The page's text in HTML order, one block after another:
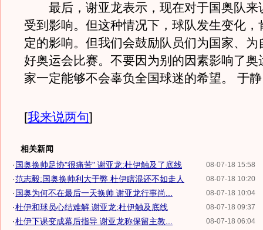
最后，谢亚龙表示，现在对于国奥队来
受到影响。但这种情况下，球队发生变化，
定的影响。但我们会鼓励队员们为国家、为
好奥运会比赛。不要因为别的因素影响了奥
家一定能够不会辜负全国球迷的希望。 于静
[我来说两句]
相关新闻
08-07-18 15:58
·国奥换帅足协"很痛苦" 谢亚龙:杜伊触及了底线
08-07-18 10:20
·范志毅:国奥换帅利大于弊 杜伊瞎混还不如走人
08-07-18 10:04
·国奥为何不在最后一天换帅 谢亚龙行事尚...
08-07-18 09:37
·杜伊和球员心结难解 谢亚龙:杜伊触及底线
08-07-18 06:04
·杜伊下课变成幕后指导 谢亚龙称保留主教...